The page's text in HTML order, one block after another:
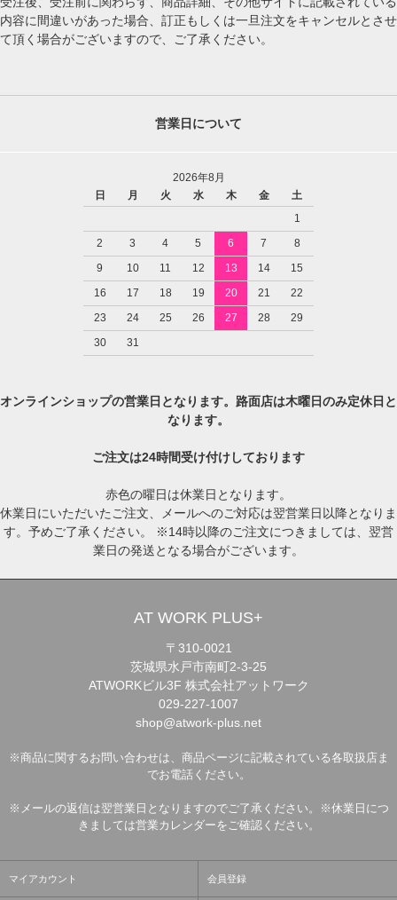
内容に間違いがあった場合、訂正もしくは一旦注文をキャンセルとさせ
て頂く場合がございますので、ご了承ください。
営業日について
2026年8月
日
月 火 水 木 金
土
1
2
3 4 5 6 7
8
9
10 11 12 13 14
15
16
17 18 19 20 21
22
23
24 25 26 27 28
29
30
31
オンラインショップの営業日となります。路面店は木曜日のみ定休日と
なります。
ご注文は24時間受け付けしております
赤色の曜日は休業日となります。
休業日にいただいたご注文、メールへのご対応は翌営業日以降となりま
す。予めご了承ください。 ※14時以降のご注文につきましては、翌営
業日の発送となる場合がございます。
AT WORK PLUS+
〒310-0021
茨城県水戸市南町2-3-25
ATWORKビル3F 株式会社アットワーク
029-227-1007
shop@atwork-plus.net
※商品に関するお問い合わせは、商品ページに記載されている各取扱店ま
でお電話ください。
※メールの返信は翌営業日となりますのでご了承ください。※休業日につ
きましては営業カレンダーをご確認ください。
マイアカウント 会員登録